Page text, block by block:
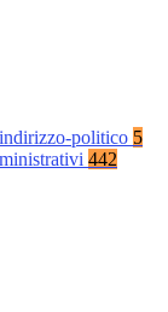
politico 5
442